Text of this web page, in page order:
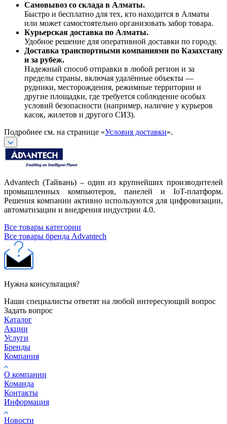
Самовывоз со склада в Алматы.
Быстро и бесплатно для тех, кто находится в Алматы
или может самостоятельно организовать забор товара.
Курьерская доставка по Алматы.
Удобное решение для оперативной доставки по городу.
Доставка транспортными компаниями по Казахстану
и за рубеж.
Надежный способ отправки в любой регион и за
пределы страны, включая удалённые объекты —
рудники, месторождения, режимные территории и
другие площадки, где требуется соблюдение особых
условий безопасности (например, наличие у курьеров
касок, жилетов и другого СИЗ).
Подробнее см. на странице «Условия доставки».
Advantech (Тайвань) – один из крупнейших производителей
промышленных компьютеров, панелей и IoT-платформ.
Решения компании активно используются для цифровизации,
автоматизации и внедрения индустрии 4.0.
Все товары категории
Все товары бренда Advantech
Нужна консультация?
Наши специалисты ответят на любой интересующий вопрос
Задать вопрос
Каталог
Акции
Услуги
Бренды
Компания
О компании
Команда
Контакты
Информация
Новости